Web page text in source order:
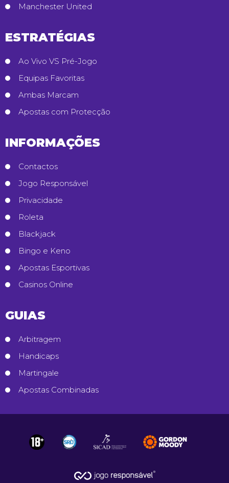
Manchester United
ESTRATÉGIAS
Ao Vivo VS Pré-Jogo
Equipas Favoritas
Ambas Marcam
Apostas com Protecção
INFORMAÇÕES
Contactos
Jogo Responsável
Privacidade
Roleta
Blackjack
Bingo e Keno
Apostas Esportivas
Casinos Online
GUIAS
Arbitragem
Handicaps
Martingale
Apostas Combinadas